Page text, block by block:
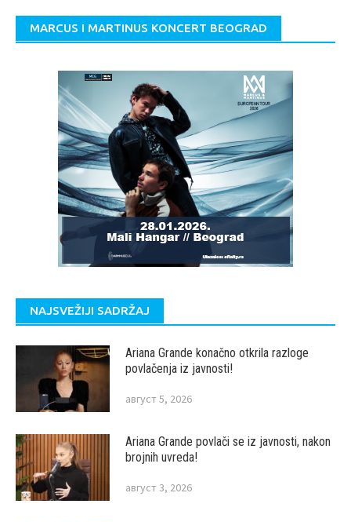
MARCUS I MARTINUS KONCERT BEOGRAD
NAJSVEŽIJI SADRŽAJ
Ariana Grande konačno otkrila razloge
povlačenja iz javnosti!
август 5, 2026
Ariana Grande povlači se iz javnosti, nakon
brojnih uvreda!
август 3, 2026